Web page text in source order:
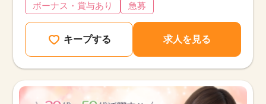
ボーナス・賞与あり
急募
キープする 求人を見る